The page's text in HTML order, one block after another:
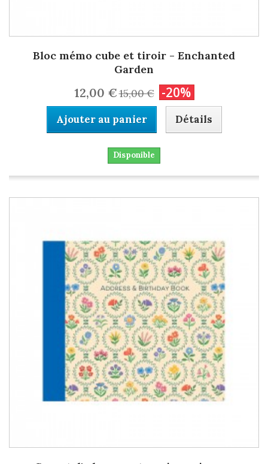
Bloc mémo cube et tiroir - Enchanted
Garden
12,00 €15,00 € -20%
Ajouter au panier Détails
Disponible